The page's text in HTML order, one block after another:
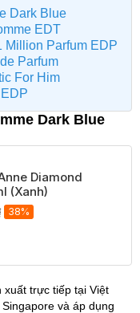
Dark Blue
EDT
Parfum EDP
Parfum
For Him
Dark Blue
Diamond
(Xanh)
38%
xuất trực tiếp tại Việt
và áp dụng